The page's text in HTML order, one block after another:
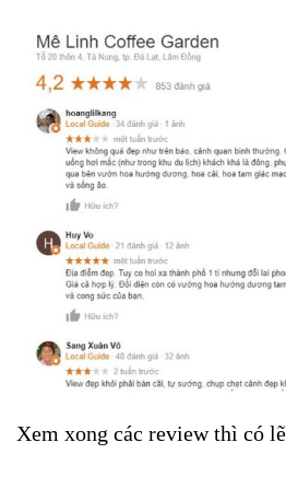
Xem xong các review thì có